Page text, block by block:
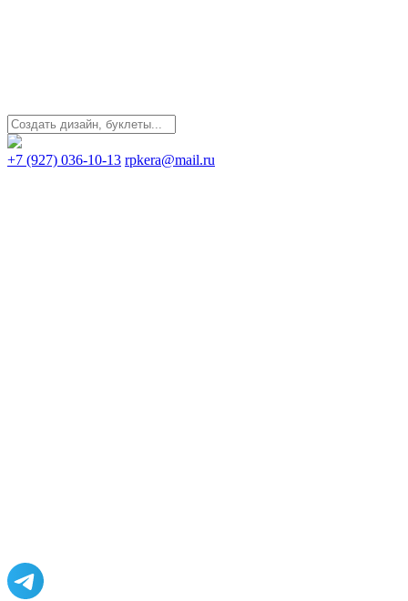
+7 (927) 036-10-13 rpkera@mail.ru